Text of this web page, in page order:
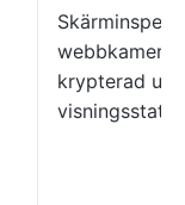
krypterad